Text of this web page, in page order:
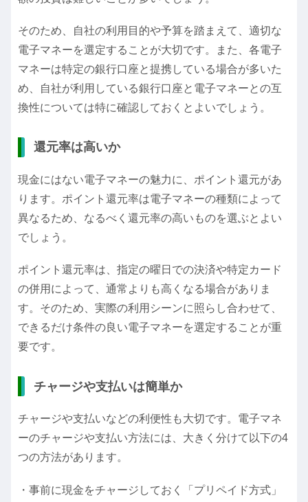
そのため、自社の利用目的や予算を踏まえて、適切な
電子マネーを選定することが大切です。また、各電子
マネーは特定の銀行口座と提携している場合が多いた
め、自社が利用している銀行口座と電子マネーとの互
換性については特に確認しておくとよいでしょう。
還元率は高いか
現金にはない電子マネーの魅力に、ポイント還元があ
ります。ポイント還元率は電子マネーの種類によって
異なるため、なるべく還元率の高いものを選ぶとよい
でしょう。
ポイント還元率は、指定の曜日での決済や特定カード
の併用によって、通常よりも高くなる場合がありま
す。そのため、実際の利用シーンに照らし合わせて、
できるだけ条件の良い電子マネーを選定することが重
要です。
チャージや支払いは簡単か
チャージや支払いなどの利便性も大切です。電子マネ
ーのチャージや支払い方法には、大きく分けて以下の4
つの方法があります。
・事前に現金をチャージしておく「プリペイド方式」